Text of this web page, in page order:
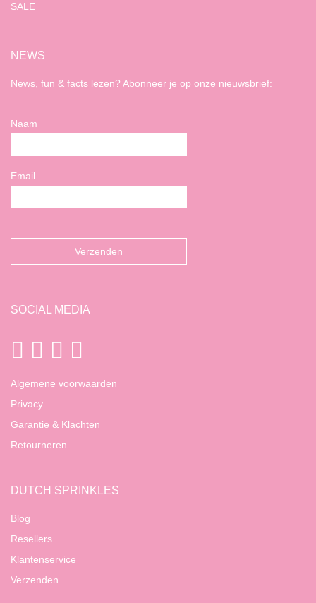
SALE
NEWS
News, fun & facts lezen? Abonneer je op onze nieuwsbrief:
Naam
Email
SOCIAL MEDIA
Algemene voorwaarden
Privacy
Garantie & Klachten
Retourneren
DUTCH SPRINKLES
Blog
Resellers
Klantenservice
Verzenden